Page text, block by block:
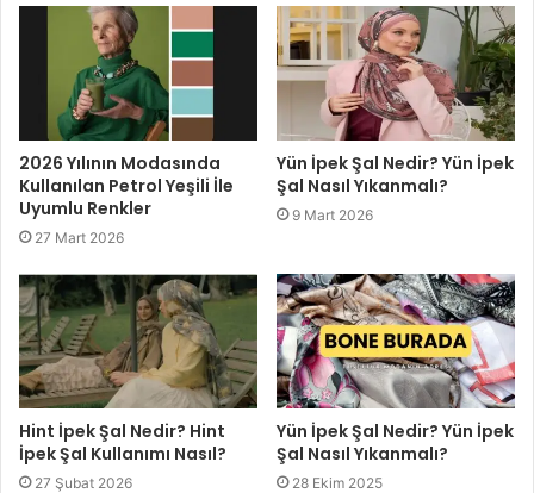
2026 Yılının Modasında
Kullanılan Petrol Yeşili İle
Uyumlu Renkler
27 Mart 2026
Yün İpek Şal Nedir? Yün İpek
Şal Nasıl Yıkanmalı?
9 Mart 2026
Hint İpek Şal Nedir? Hint
İpek Şal Kullanımı Nasıl?
27 Şubat 2026
Yün İpek Şal Nedir? Yün İpek
Şal Nasıl Yıkanmalı?
28 Ekim 2025